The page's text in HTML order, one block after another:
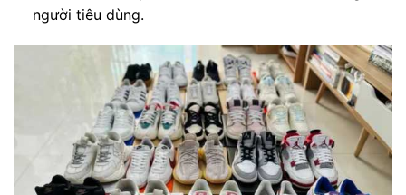
người tiêu dùng.